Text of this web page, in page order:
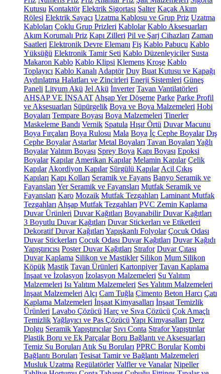
Kutusu Kontaktör Elektrik Sigortası Şalter Kaçak Akım
Rölesi Elektrik Sayacı Uzatma Kablosu ve Grup Priz Uzatma
Kabloları Çoklu Grup Prizleri Kablolar Kablo Aksesuarları
Akım Korumalı Priz Kapı Zilleri Pil ve Şarj Cihazları Zaman
Saatleri Elektronik Devre Elemanı Fiş Kablo Pabucu Kablo
Yüksüğü Elektronik Tamir Seti Kablo Düzenleyiciler Susta
Makaron Kablo Kablo Klipsi Klemens Kroşe Kablo
Toplayıcı Kablo Kanalı Adaptör Duy Buat Kutusu ve Kapağı
Aydınlatma Halatları ve Zincirleri Enerji Sistemleri Güneş
Paneli Lityum Akü Jel Akü İnverter Tavan Vantilatörleri
AHŞAP VE İNŞAAT Ahşap Yer Döşeme Parke Parke Profil
ve Aksesuarları Süpürgelik Boya ve Boya Malzemeleri Hobi
Boyaları Tempare Boyası Boya Malzemeleri Tinerler
Maskeleme Bandı Vernik Spatula Hışır Örtü Duvar Macunu
Boya Fırçaları Boya Rulosu Mala Boya İç Cephe Boyalar Dış
Cephe Boyalar Astarlar Metal Boyaları Tavan Boyaları Yağlı
BoyalarYalıtım Boyası Sprey Boya Kapı Boyası Epoksi
Boyalar Kapılar Amerikan Kapılar Melamin Kapılar Çelik
Kapılar Akordiyon Kapılar Sürgülü Kapılar Acil Çıkış
Kapıları Kapı Kolları Seramik ve Fayans Banyo Seramik ve
Fayansları Yer Seramik ve Fayansları Mutfak Seramik ve
Fayansları Karo Mozaik Mutfak Tezgahları Laminant Mutfak
Tezgahları Ahşap Mutfak Tezgahları PVC Zemin Kaplama
Duvar Ürünleri Duvar Kağıtları Boyanabilir Duvar Kağıtları
3 Boyutlu Duvar Kağıtları Duvar Stickerları ve Etiketleri
Dekoratif Duvar Kağıtları Yapışkanlı Folyolar Çocuk Odası
Duvar Stickerları Çocuk Odası Duvar Kağıtları Duvar Kağıdı
Yapıştırıcısı Poster Duvar Kağıtları Strafor Duvar Çıtası
Duvar Kaplama Silikon ve Mastikler Silikon Mum Silikon
Köpük Mastik Tavan Ürünleri Kartonpiyer Tavan Kaplama
İnşaat ve İzolasyon İzolasyon Malzemeleri Su Yalıtım
Malzemeleri Isı Yalıtım Malzemeleri Ses Yalıtım Malzemeleri
İnşaat Malzemeleri Alçı Cam Tuğla Çimento Beton Harcı Çatı
Kaplama Malzemeleri İnşaat Kimyasalları İnşaat Temizlik
Ürünleri Lavabo Çözücü Harç ve Sıva Çözücü Çok Amaçlı
TemizlikYağlayıcı ve Pas Çözücü Yapı Kimyasalları Derz
Dolgu Seramik Yapıştırıcılar Sıvı Conta Strafor Yapıştırılar
Plastik Boru ve Ek Parçalar Boru Bağlantı ve Aksesuarları
Temiz Su Boruları Atık Su Boruları PPRC Borular Kombi
Bağlantı Boruları Tesisat Tamir ve Bağlantı Malzemeleri
Musluk Uzatma Regülatörler Valfler ve Vanalar Nipeller